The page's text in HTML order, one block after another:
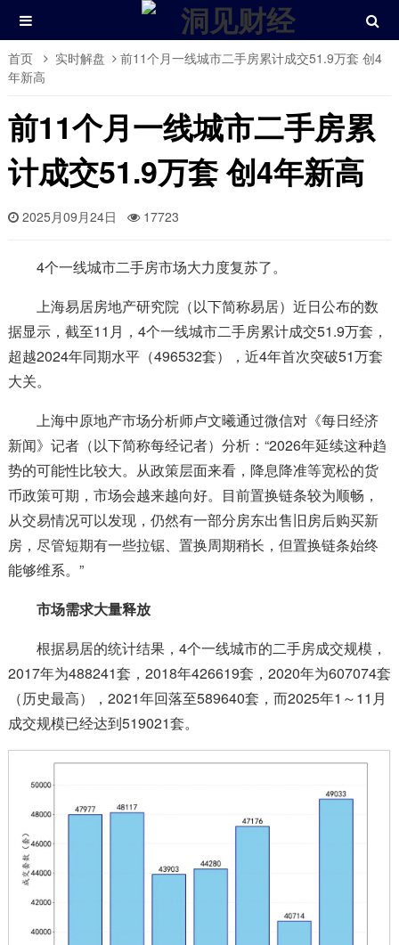
首页 实时解盘
前11个月一线城市二手房累计成交51.9万套 创4
年新高
前11个月一线城市二手房累
计成交51.9万套 创4年新高
2025月09月24日 17723
4个一线城市二手房市场大力度复苏了。
上海易居房地产研究院（以下简称易居）近日公布的数
据显示，截至11月，4个一线城市二手房累计成交51.9万套，
超越2024年同期水平（496532套），近4年首次突破51万套
大关。
上海中原地产市场分析师卢文曦通过微信对《每日经济
新闻》记者（以下简称每经记者）分析：“2026年延续这种趋
势的可能性比较大。从政策层面来看，降息降准等宽松的货
币政策可期，市场会越来越向好。目前置换链条较为顺畅，
从交易情况可以发现，仍然有一部分房东出售旧房后购买新
房，尽管短期有一些拉锯、置换周期稍长，但置换链条始终
能够维系。”
市场需求大量释放
根据易居的统计结果，4个一线城市的二手房成交规模，
2017年为488241套，2018年426619套，2020年为607074套
（历史最高），2021年回落至589640套，而2025年1～11月
成交规模已经达到519021套。